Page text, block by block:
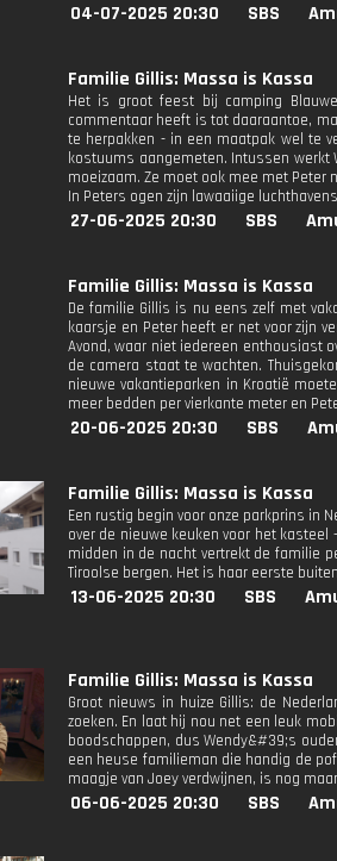
04-07-2025 20:30 SBS
Familie Gillis: Massa is Kassa
Het is groot feest bij camping
commentaar heeft is tot daaraantoe,
te herpakken - in een maatpak wel te
kostuums aangemeten. Intussen werkt
moeizaam. Ze moet ook mee met
In Peters ogen zijn lawaaiige
27-06-2025 20:30 SBS
Familie Gillis: Massa is Kassa
De familie Gillis is nu eens zelf met
kaarsje en Peter heeft er net voor zijn
Avond, waar niet iedereen enthousiast
de camera staat te wachten.
nieuwe vakantieparken in Kroatië
meer bedden per vierkante meter en
20-06-2025 20:30 SBS
Familie Gillis: Massa is Kassa
Een rustig begin voor onze parkprins in
over de nieuwe keuken voor het
midden in de nacht vertrekt de familie
Tiroolse bergen. Het is haar eerste
13-06-2025 20:30 SBS
Familie Gillis: Massa is Kassa
Groot nieuws in huize Gillis: de
zoeken. En laat hij nou net een leuk
boodschappen, dus Wendy&#39;s
een heuse familieman die handig de
maagje van Joey verdwijnen, is nog
06-06-2025 20:30 SBS